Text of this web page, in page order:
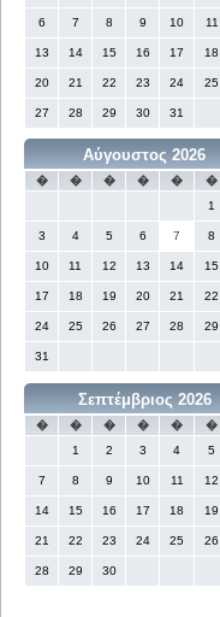
6 7 8 9 10 11
13 14 15 16 17 18
20 21 22 23 24 25
27 28 29 30 31
Αύγουστος 2026
� � � � � �
1
3 4 5 6 7 8
10 11 12 13 14 15
17 18 19 20 21 22
24 25 26 27 28 29
31
Σεπτέμβριος 2026
� � � � � �
1
2 3 4 5
7 8 9 10 11 12
14 15 16 17 18 19
21 22 23 24 25 26
28 29 30